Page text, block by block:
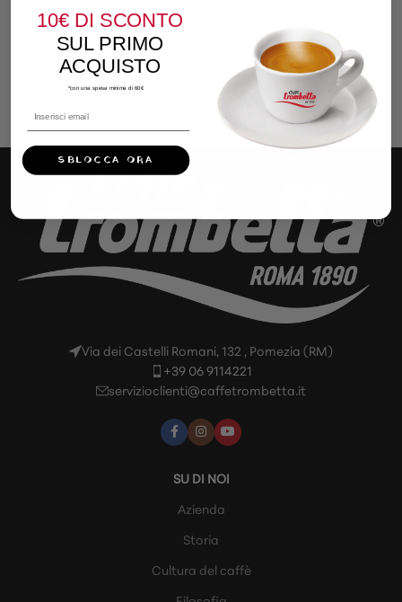
Via dei Castelli Romani, 132 , Pomezia (RM)
+39 06 9114221
servizioclienti@caffetrombetta.it
SU DI NOI
Azienda
Storia
Cultura del caffè
10€ DI SCONTO
SUL PRIMO
ACQUISTO
*con una spesa minima di 60€
SBLOCCA ORA